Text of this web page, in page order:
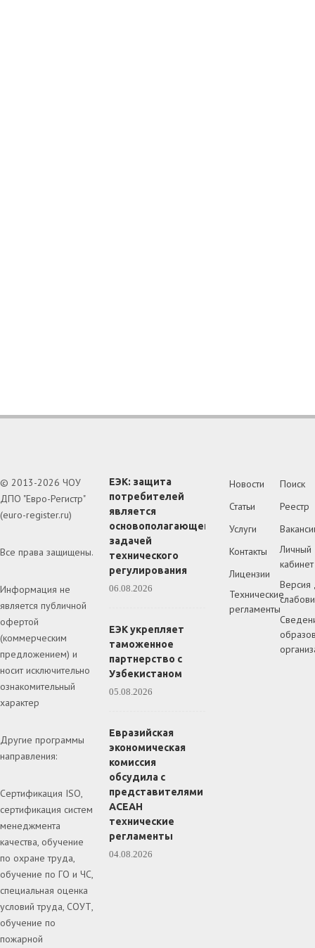
© 2013-2026 ЧОУ
ДПО "Евро-Регистр"
(euro-register.ru)
Все права защищены.
Информация не
является публичной
офертой
(коммерческим
предложением) и
носит исключительно
ознакомительный
характер
Другие программы
направления:
Сертификация ISO,
сертификация систем
менеджмента
качества, обучение
по охране труда,
обучение по ГО и ЧС,
специальная оценка
условий труда, СОУТ,
обучение по
пожарной
ЕЭК: защита
потребителей
является
основополагающей
задачей
технического
регулирования
06.08.2026
ЕЭК укрепляет
таможенное
партнерство с
Узбекистаном
05.08.2026
Евразийская
экономическая
комиссия
обсудила с
представителями
АСЕАН
технические
регламенты
04.08.2026
Новости
Статьи
Услуги
Контакты
Лицензии
Технические
регламенты
Поиск
Реестр
Личный
кабинет
Версия